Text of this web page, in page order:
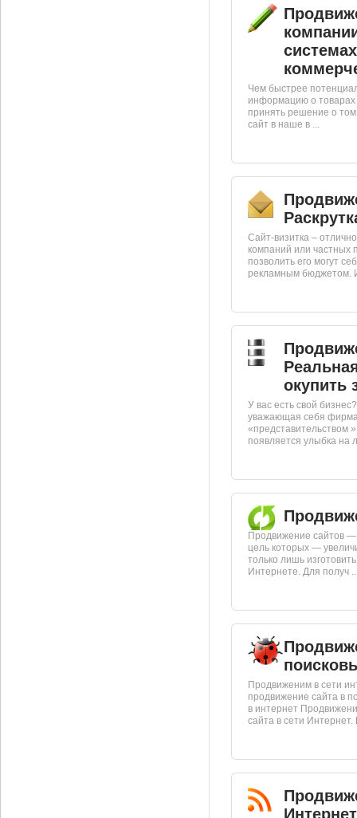
Чем быстрее
информацию о товарах
принять решение о
сайт в наше в ...
Сайт-визитка –
компаний или частных
позволить его могут
рекламным бюджетом.
окупить
У вас есть свой
уважающая себя
«представительством
появляется улыбка на
Продвижение сайтов
цель которых —
только лишь
Интернете. Для получ
Продвиженим в сети
продвижение сайта в
в интернет
сайта в сети Интернет.
Интернет